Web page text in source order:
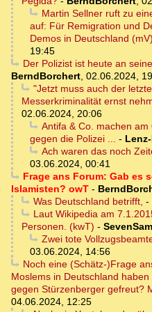
Martin Sellner ruft zu
auf: Für Remigration und
Demos in Deutschland (mV)
19:45
Der Polizist ist heute an
BerndBorchert, 02.06.2024,
"Jetzt muss auch der
Messerkriminalität ernst
02.06.2024, 20:06
Antifa & Co. machen
gegen die Polizei ... -
Ach waren das noch
03.06.2024, 00:41
Frage ans Forum: Gab es
Islamisten? owT -
Was Deutschland betrifft, -
Laut Wikipedia am
Personen. (kwT) -
Zwei tote
03.06.2024, 14:56
Noch eine (Schätz-)Frage
Moslems in Deutschland
gegen Stürzenberger gefreut?
04.06.2024, 12:25